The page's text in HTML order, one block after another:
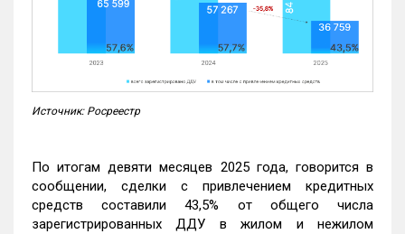
Источник: Росреестр
По итогам девяти месяцев 2025 года, говорится в
сообщении, сделки с привлечением кредитных
средств составили 43,5% от общего числа
зарегистрированных ДДУ в жилом и нежилом